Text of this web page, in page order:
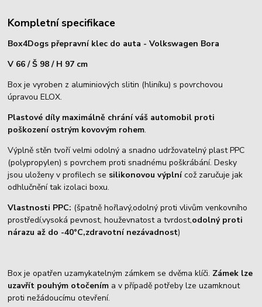
Kompletní specifikace
Box4Dogs přepravní klec do auta - Volkswagen Bora
V 66/ Š 98 / H 97 cm
Box je vyroben z aluminiových slitin (hliníku) s povrchovou
úpravou ELOX.
Plastové díly maximálně chrání váš automobil proti
poškození ostrým kovovým rohem.
Výplně stěn tvoří velmi odolný a snadno udržovatelný plast PPC
(polypropylen) s povrchem proti snadnému poškrábání. Desky
jsou uloženy v profilech se silikonovou výplnícož zaručuje jak
odhlučnění tak izolaci boxu.
Vlastnosti PPC: (špatně hořlavý,odolný proti vlivům venkovního
prostředí,vysoká pevnost, houževnatost a tvrdost,odolný proti
nárazu až do -40°C,zdravotní nezávadnost)
Box je opatřen uzamykatelným zámkem se dvěma klíči. Zámek lze
uzavřít pouhým otočením a v případě potřeby lze uzamknout
proti nežádoucímu otevření.